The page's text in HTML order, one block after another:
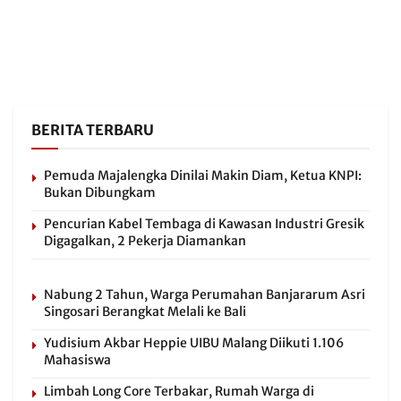
BERITA TERBARU
Pemuda Majalengka Dinilai Makin Diam, Ketua KNPI:
Bukan Dibungkam
Pencurian Kabel Tembaga di Kawasan Industri Gresik
Digagalkan, 2 Pekerja Diamankan
Nabung 2 Tahun, Warga Perumahan Banjararum Asri
Singosari Berangkat Melali ke Bali
Yudisium Akbar Heppie UIBU Malang Diikuti 1.106
Mahasiswa
Limbah Long Core Terbakar, Rumah Warga di